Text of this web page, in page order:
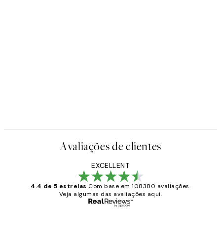
Avaliações de clientes
EXCELLENT
4.4 de 5 estrelas Com base em 108380 avaliações.
Veja algumas das avaliações aqui.